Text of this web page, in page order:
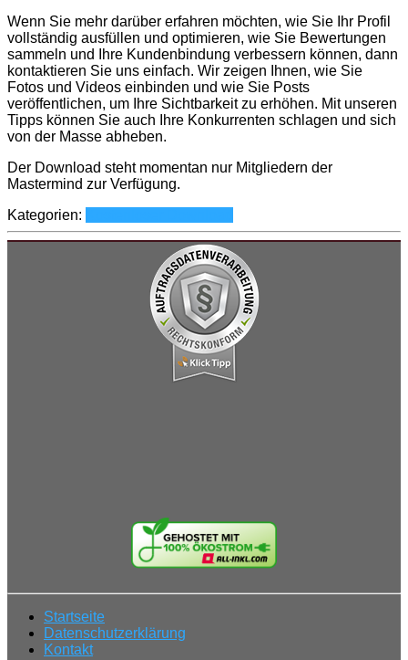
Wenn Sie mehr darüber erfahren möchten, wie Sie Ihr Profil
vollständig ausfüllen und optimieren, wie Sie Bewertungen
sammeln und Ihre Kundenbindung verbessern können, dann
kontaktieren Sie uns einfach. Wir zeigen Ihnen, wie Sie
Fotos und Videos einbinden und wie Sie Posts
veröffentlichen, um Ihre Sichtbarkeit zu erhöhen. Mit unseren
Tipps können Sie auch Ihre Konkurrenten schlagen und sich
von der Masse abheben.
Der Download steht momentan nur Mitgliedern der
Mastermind zur Verfügung.
Kategorien:
Startseite
Datenschutzerklärung
Kontakt